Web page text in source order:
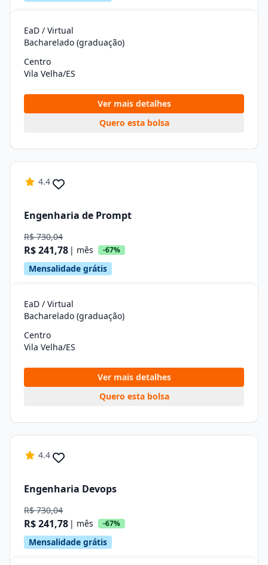
EaD / Virtual
Bacharelado (graduação)
Centro
Vila Velha/ES
Ver mais detalhes
Quero esta bolsa
4.4
Engenharia de Prompt
R$ 730,04
R$ 241,78 | mês -67%
Mensalidade grátis
EaD / Virtual
Bacharelado (graduação)
Centro
Vila Velha/ES
Ver mais detalhes
Quero esta bolsa
4.4
Engenharia Devops
R$ 730,04
R$ 241,78 | mês -67%
Mensalidade grátis